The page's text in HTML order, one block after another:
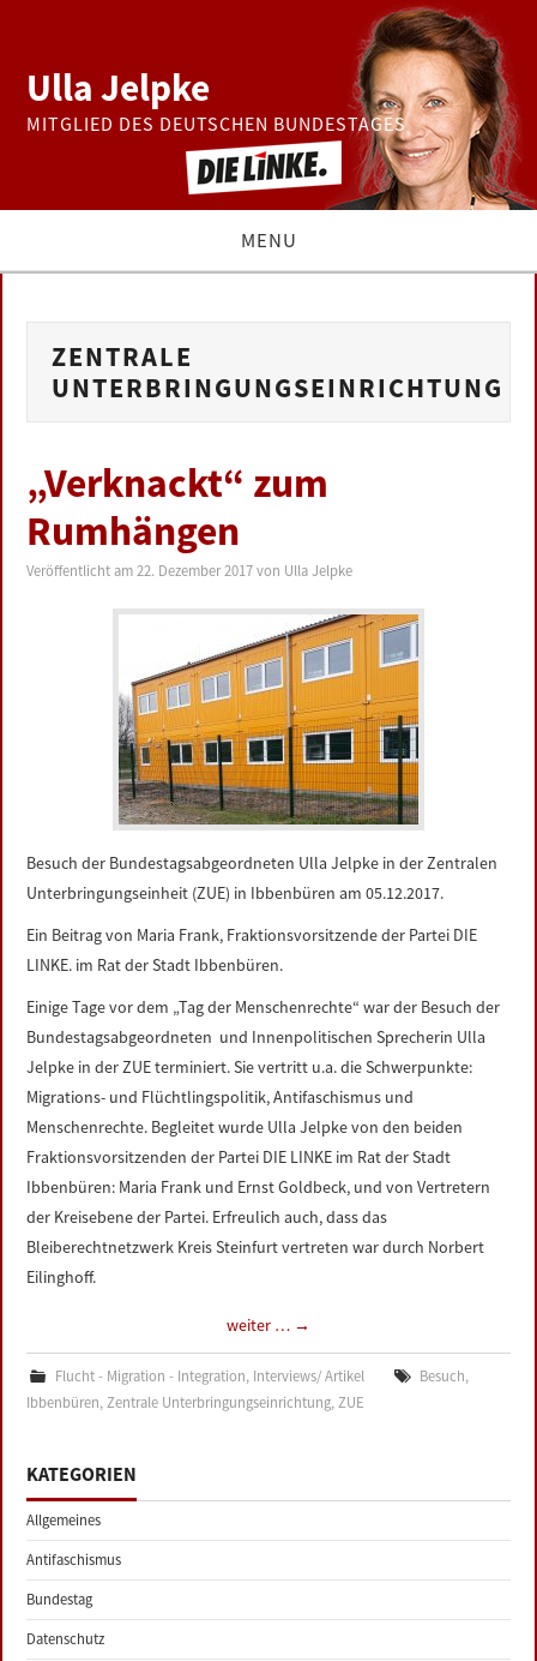
Ulla Jelpke
MITGLIED DES DEUTSCHEN BUNDESTAGES
MENU
BUNDESTAG
PRESSE
ZUR PERSON
LINKS
IMPRESSUM
ZENTRALE
UNTERBRINGUNGSEINRICHTUNG
„Verknackt“ zum
Rumhängen
Veröffentlicht am22. Dezember 2017 von Ulla Jelpke
Besuch der Bundestagsabgeordneten Ulla Jelpke in der Zentralen
Unterbringungseinheit (ZUE) in Ibbenbüren am 05.12.2017.
Ein Beitrag von Maria Frank, Fraktionsvorsitzende der Partei DIE
LINKE. im Rat der Stadt Ibbenbüren.
Einige Tage vor dem „Tag der Menschenrechte“ war der Besuch der
Bundestagsabgeordneten und Innenpolitischen Sprecherin Ulla
Jelpke in der ZUE terminiert. Sie vertritt u.a. die Schwerpunkte:
Migrations- und Flüchtlingspolitik, Antifaschismus und
Menschenrechte. Begleitet wurde Ulla Jelpke von den beiden
Fraktionsvorsitzenden der Partei DIE LINKE im Rat der Stadt
Ibbenbüren: Maria Frank und Ernst Goldbeck, und von Vertretern
der Kreisebene der Partei. Erfreulich auch, dass das
Bleiberechtnetzwerk Kreis Steinfurt vertreten war durch Norbert
Eilinghoff.
weiter … →
Flucht - Migration - Integration, Interviews/ Artikel Besuch,
Ibbenbüren,Zentrale Unterbringungseinrichtung,ZUE
KATEGORIEN
Allgemeines
Antifaschismus
Bundestag
Datenschutz